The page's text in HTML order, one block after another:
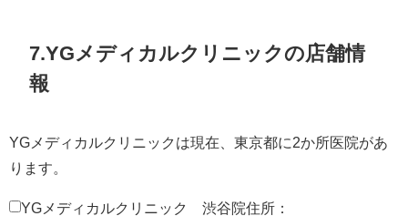
7.YGメディカルクリニックの店舗情
報
YGメディカルクリニックは現在、東京都に2か所医院があ
ります。
YGメディカルクリニック 渋谷院住所：